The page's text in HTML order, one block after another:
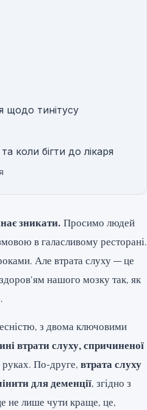
щодо тинітусу
коли бігти до лікаря
зникати. Просимо людей
в галасливому ресторані.
Але втрата слуху — це
нашого мозку так, як
з двома ключовими
втрати слуху, спричиненої
По-друге, втрата слуху
для деменції, згідно з
не лише чути краще, це,